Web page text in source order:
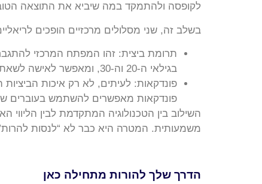
לקופסה ולהתמקד במה שיביא את התוצאה
בשלב זה, שני מסלולים מרכזיים הופכים
תרומת ביצית: זהו המפתח המרכזי
בגילאי ה-20 וה-30, ומאפשר לאישה לשאת את ההיריון בעצמה.
פונדקאות מאפשרים להשתמש בעוברים
השילוב בין הטכנולוגיה המתקדמת לבין
משמעותית. המטרה היא כבר לא “לנסות
הדרך שלך להורות מתחילה כאן